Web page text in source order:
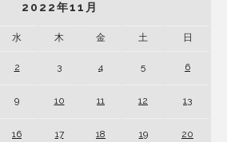
2022年11月
水 木 金 土 日
2 3 4 5 6
9 10 11 12 13
16 17 18 19 20